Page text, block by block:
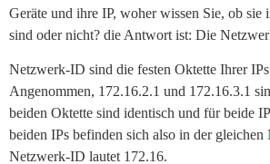
Geräte und ihre IP, woher wissen Sie, ob sie
sind oder nicht? die Antwort ist: Die
Netzwerk-ID sind die festen Oktette Ihrer
Angenommen, 172.16.2.1 und 172.16.3.1
beiden Oktette sind identisch und für beide
beiden IPs befinden sich also in der gleichen
Netzwerk-ID lautet 172.16.